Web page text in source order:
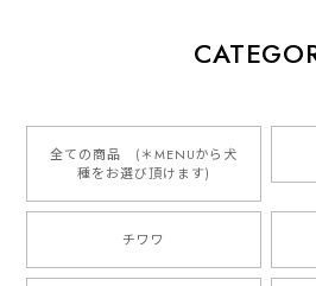
2026/01/16
とっても可愛くて、わんちゃん
りやすくて最高です！ ありがと
ご縁がありましたら、またよろ
全ての商品 (＊MENUから犬
種をお選び頂けます)
チワワ